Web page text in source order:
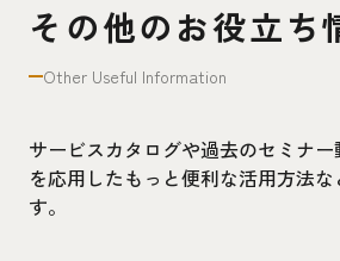
その他のお役立ち
Other Useful Information
サービスカタログや過去のセミナ
を応用したもっと便利な活用方法
す。